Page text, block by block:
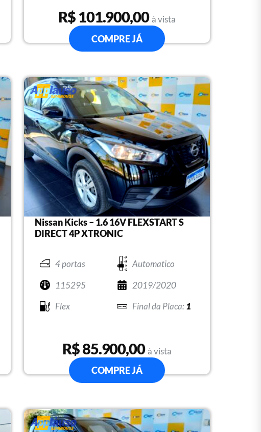
R$ 101.900,00 à vista
COMPRE JÁ
Nissan Kicks – 1.6 16V FLEXSTART S
DIRECT 4P XTRONIC
4 portas
Automatico
115295
2019/2020
Flex
1
R$ 85.900,00 à vista
COMPRE JÁ